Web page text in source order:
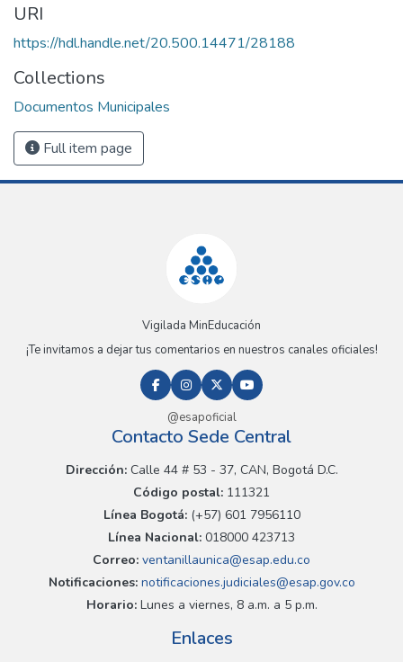
URI
https://hdl.handle.net/20.500.14471/28188
Collections
Documentos Municipales
Full item page
Vigilada MinEducación
¡Te invitamos a dejar tus comentarios en nuestros canales oficiales!
@esapoficial
Contacto Sede Central
Dirección:Calle 44 # 53 - 37, CAN, Bogotá D.C.
Código postal: 111321
Línea Bogotá:(+57) 601 7956110
Línea Nacional: 018000 423713
Correo: ventanillaunica@esap.edu.co
Notificaciones:notificaciones.judiciales@esap.gov.co
Horario:Lunes a viernes, 8 a.m. a 5 p.m.
Enlaces